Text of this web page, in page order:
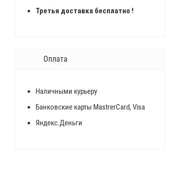
Третья доставка бесплатно !
Оплата
Наличными курьеру
Банковские карты MastrerCard, Visa
Яндекс.Деньги